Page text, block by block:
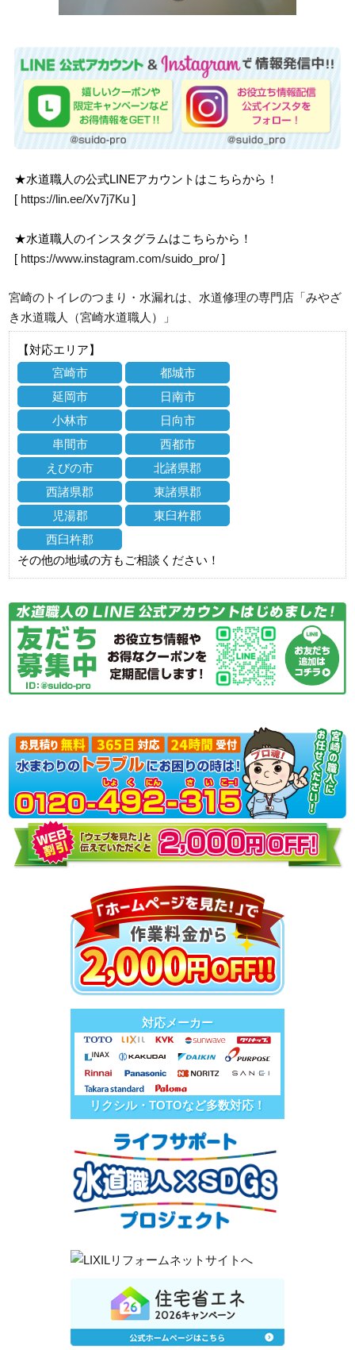
★水道職人の公式LINEアカウントはこちらから！
[ https://lin.ee/Xv7j7Ku ]
★水道職人のインスタグラムはこちらから！
[ https://www.instagram.com/suido_pro/ ]
宮崎のトイレのつまり・水漏れは、水道修理の専門店「みやざ
き水道職人（宮崎水道職人）」
【対応エリア】
宮崎市
都城市
延岡市
日南市
小林市
日向市
串間市
西都市
えびの市
北諸県郡
西諸県郡
東諸県郡
児湯郡
東臼杵郡
西臼杵郡
その他の地域の方もご相談ください！
対応メーカー
リクシル・TOTOなど多数対応！